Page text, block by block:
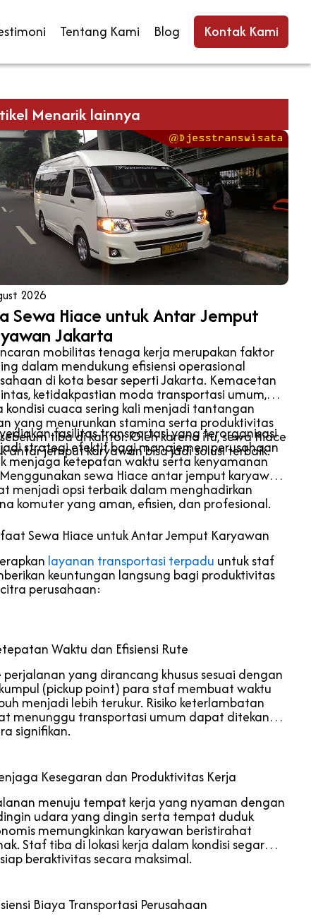
Tentang Kami Blog Kontak Kami
Menarik lainnya
2026
Sewa Hiace untuk Antar Jemput
Jakarta
mobilitas tenaga kerja merupakan faktor
dalam mendukung efisiensi operasional
di kota besar seperti Jakarta. Kemacetan
ketidakpastian moda transportasi umum,
kondisi cuaca sering kali menjadi tantangan
yang menurunkan stamina serta produktivitas
tiba di kantor. Oleh karena itu, sewa Hiace
antar jemput karyawan bisa jadi solusi terbaik.
fasilitas transportasi yang terorganisasi
strategi efektif bagi manajemen perusahaan
menjaga ketepatan waktu serta kenyamanan
sewa Hiace antar jemput karyawan
menjadi opsi terbaik dalam menghadirkan
komuter yang aman, efisien, dan profesional.
Sewa Hiace untuk Antar Jemput Karyawan
layanan transportasi terpadu untuk staf
keuntungan langsung bagi produktivitas
perusahaan:
Waktu dan Efisiensi Rute
perjalanan yang dirancang khusus sesuai dengan
(pickup point) para staf membuat waktu
menjadi lebih terukur. Risiko keterlambatan
menunggu transportasi umum dapat ditekan
signifikan.
Kesegaran dan Produktivitas Kerja
menuju tempat kerja yang nyaman dengan
udara yang dingin serta tempat duduk
memungkinkan karyawan beristirahat
Staf tiba di lokasi kerja dalam kondisi segar
beraktivitas secara maksimal.
Biaya Transportasi Perusahaan